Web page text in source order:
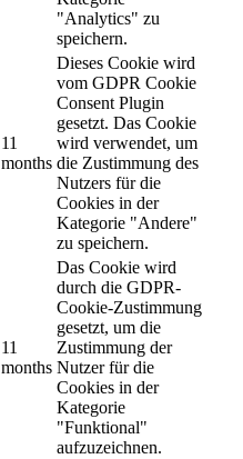
"Analytics" zu
speichern.
11
months
Dieses Cookie wird
vom GDPR Cookie
Consent Plugin
gesetzt. Das Cookie
wird verwendet, um
die Zustimmung des
Nutzers für die
Cookies in der
Kategorie "Andere"
zu speichern.
11
months
Das Cookie wird
durch die GDPR-
Cookie-Zustimmung
gesetzt, um die
Zustimmung der
Nutzer für die
Cookies in der
Kategorie
"Funktional"
aufzuzeichnen.